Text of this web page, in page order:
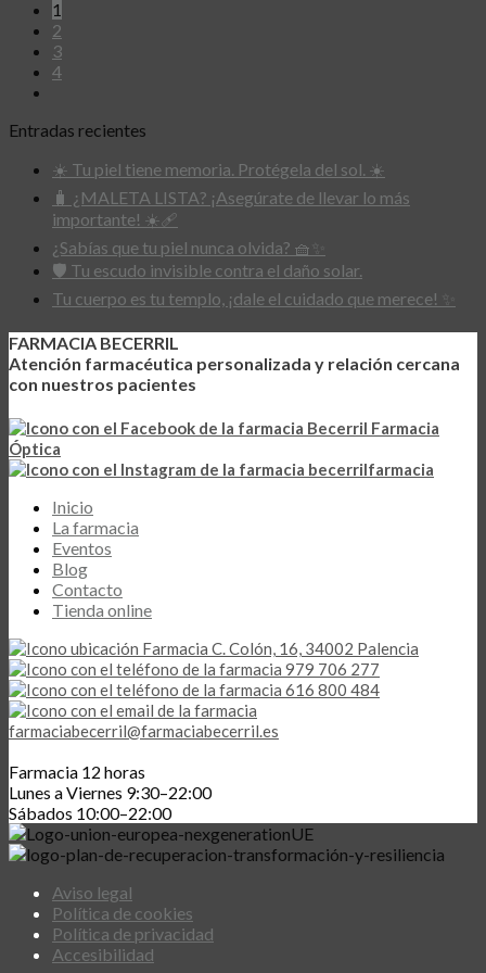
1
2
3
4
Entradas recientes
☀️ Tu piel tiene memoria. Protégela del sol. ☀️
🧳 ¿MALETA LISTA? ¡Asegúrate de llevar lo más
importante! ☀️🩹
¿Sabías que tu piel nunca olvida? 🧺✨
🛡️ Tu escudo invisible contra el daño solar.
Tu cuerpo es tu templo, ¡dale el cuidado que merece! ✨
FARMACIA BECERRIL
Atención farmacéutica personalizada y relación cercana
con nuestros pacientes
Becerril Farmacia
Óptica
becerrilfarmacia
Inicio
La farmacia
Eventos
Blog
Contacto
Tienda online
C. Colón, 16, 34002 Palencia
979 706 277
616 800 484
farmaciabecerril@farmaciabecerril.es
Farmacia 12 horas
Lunes a Viernes 9:30–22:00
Sábados 10:00–22:00
Aviso legal
Política de cookies
Política de privacidad
Accesibilidad